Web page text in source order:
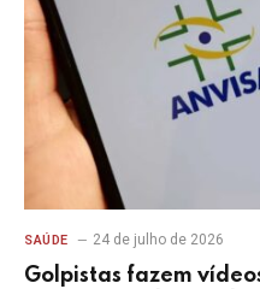
SAÚDE 24 de julho de 2026
Golpistas fazem